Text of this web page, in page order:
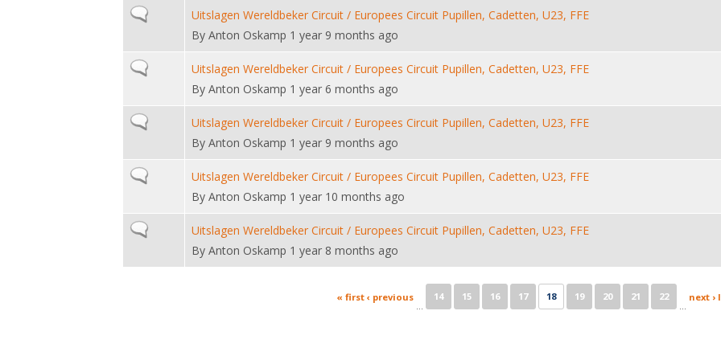
Normal topicUitslagen Wereldbeker Circuit / Europees Circuit Pupillen, Cadetten, U23, FFE
By Anton Oskamp 1 year 9 months ago
Normal topicUitslagen Wereldbeker Circuit / Europees Circuit Pupillen, Cadetten, U23, FFE
By Anton Oskamp 1 year 6 months ago
Normal topicUitslagen Wereldbeker Circuit / Europees Circuit Pupillen, Cadetten, U23, FFE
By Anton Oskamp 1 year 9 months ago
Normal topicUitslagen Wereldbeker Circuit / Europees Circuit Pupillen, Cadetten, U23, FFE
By Anton Oskamp 1 year 10 months ago
Normal topicUitslagen Wereldbeker Circuit / Europees Circuit Pupillen, Cadetten, U23, FFE
By Anton Oskamp 1 year 8 months ago
« first ‹ previous
…
14 15 16 17 18 19 20 21
22
…
next ›